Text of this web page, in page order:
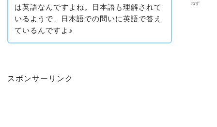
ねず
は英語なんですよね。日本語も理解されて
いるようで、日本語での問いに英語で答え
ているんですよ♪
スポンサーリンク